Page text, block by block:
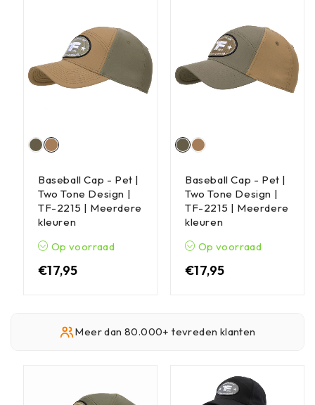
Baseball Cap - Pet |
Two Tone Design |
TF-2215 | Meerdere
kleuren
Op voorraad
€17,95
Baseball Cap - Pet |
Two Tone Design |
TF-2215 | Meerdere
kleuren
Op voorraad
€17,95
Meer dan 80.000+ tevreden klanten